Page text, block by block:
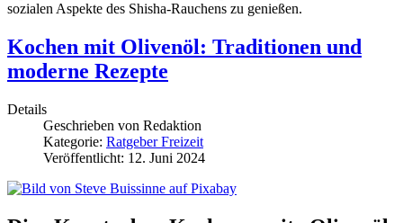
sozialen Aspekte des Shisha-Rauchens zu genießen.
Kochen mit Olivenöl: Traditionen und
moderne Rezepte
Details
Geschrieben von Redaktion
Kategorie: Ratgeber Freizeit
Veröffentlicht: 12. Juni 2024